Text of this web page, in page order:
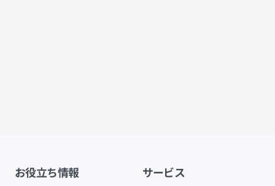
お役立ち情報 サービス